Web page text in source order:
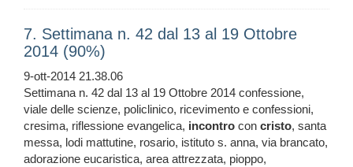
7. Settimana n. 42 dal 13 al 19 Ottobre
2014 (90%)
9-ott-2014 21.38.06
Settimana n. 42 dal 13 al 19 Ottobre 2014 confessione,
viale delle scienze, policlinico, ricevimento e confessioni,
cresima, riflessione evangelica, incontro con cristo, santa
messa, lodi mattutine, rosario, istituto s. anna, via brancato,
adorazione eucaristica, area attrezzata, pioppo,